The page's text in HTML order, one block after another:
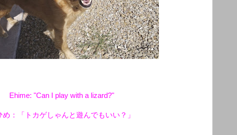
Ehime: "Can I play with a lizard?"
め：「トカゲしゃんと遊んでもいい？」